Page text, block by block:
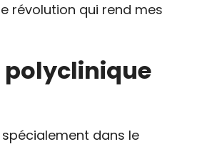
révolution qui rend mes
polyclinique
dans le